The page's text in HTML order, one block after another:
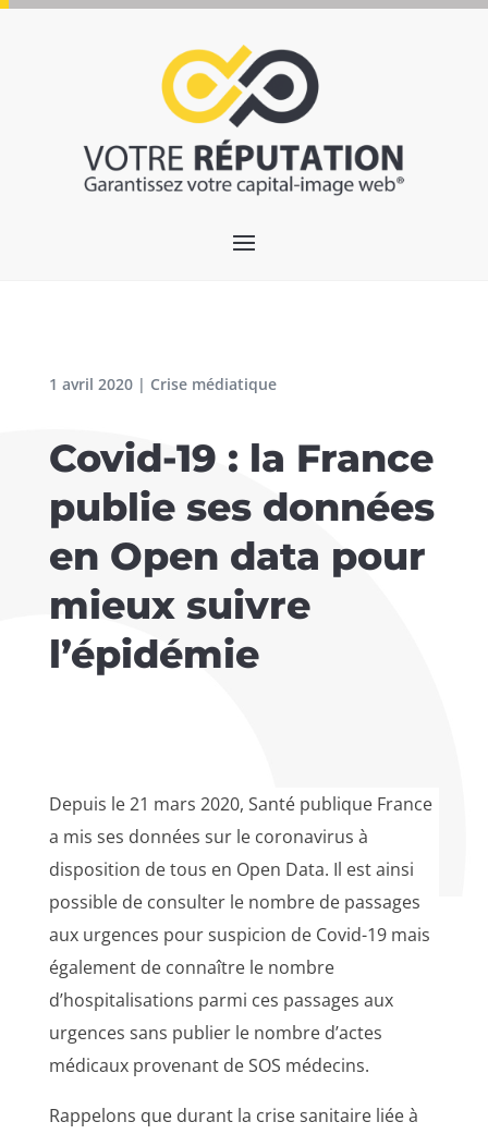
1 avril 2020| Crise médiatique
Covid-19 : la France
publie ses données
en Open data pour
mieux suivre
l’épidémie
Depuis le 21 mars 2020, Santé publique France
a mis ses données sur le coronavirus à
disposition de tous en Open Data. Il est ainsi
possible de consulter le nombre de passages
aux urgences pour suspicion de Covid-19 mais
également de connaître le nombre
d’hospitalisations parmi ces passages aux
urgences sans publier le nombre d’actes
médicaux provenant de SOS médecins.
Rappelons que durant la crise sanitaire liée à